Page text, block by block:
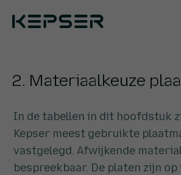
Sectoren
Wie we zijn
Werken bij
Contact
2. Materiaalkeuze
In de tabellen in dit hoofdstuk
Kepser meest gebruikte
vastgelegd. Afwijkende
bespreekbaar. De platen zijn